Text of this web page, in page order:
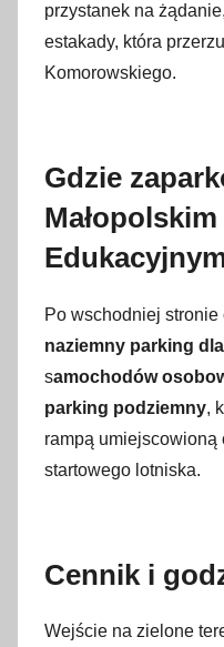
przystanek na
estakady, która
Komorowskiego.
Gdzie
Po wschodniej
naziemny parking
samochodów
parking podziemny,
rampą umiejscowioną
startowego lotniska.
Cennik i
Wejście na zielone